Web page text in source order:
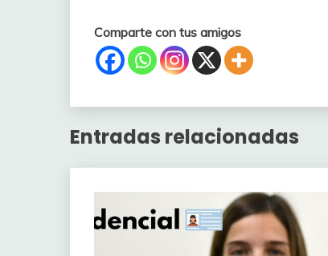
Comparte con tus amigos
Entradas relacionadas